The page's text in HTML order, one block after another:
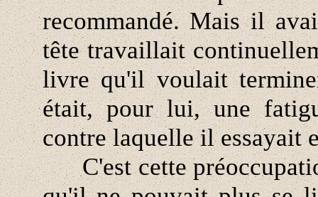
recommandé. Mais il
tête travaillait
livre qu'il voulait
était, pour lui, une
contre laquelle il essayait
C'est cette